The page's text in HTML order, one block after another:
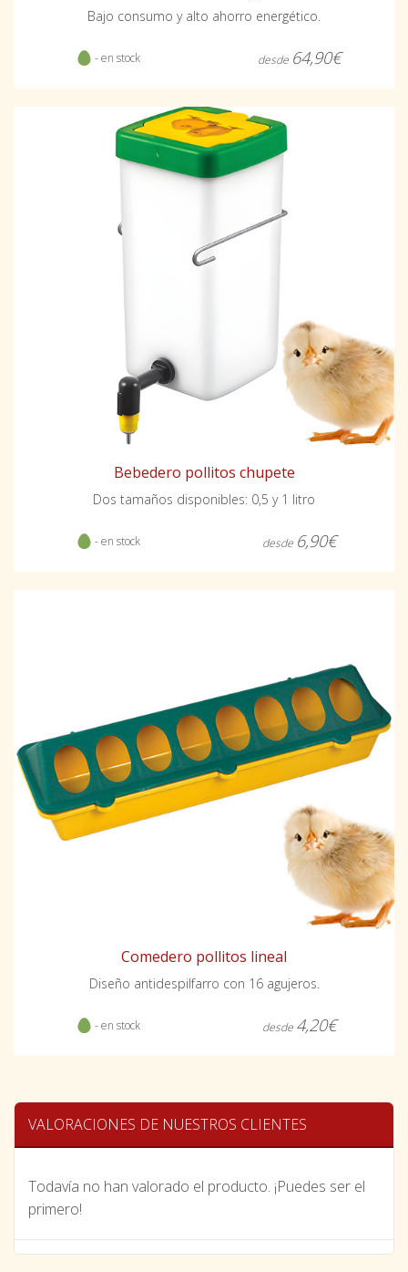
Bajo consumo y alto ahorro energético.
- en stock desde 64,90€
Bebedero pollitos chupete
Dos tamaños disponibles: 0,5 y 1 litro
- en stock desde 6,90€
Comedero pollitos lineal
Diseño antidespilfarro con 16 agujeros.
- en stock desde 4,20€
VALORACIONES DE NUESTROS CLIENTES
Todavía no han valorado el producto. ¡Puedes ser el
primero!